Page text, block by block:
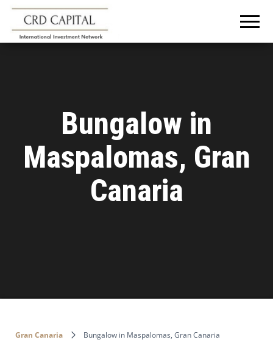
Bungalow in
Maspalomas, Gran
Canaria
Gran Canaria Bungalow in Maspalomas, Gran Canaria